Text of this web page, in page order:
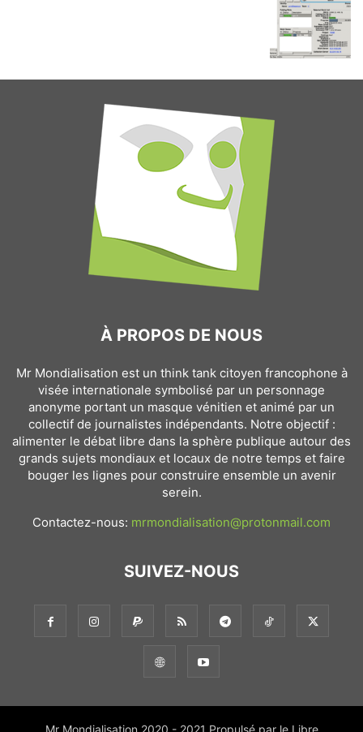
À PROPOS DE NOUS
Mr Mondialisation est un think tank citoyen francophone à
visée internationale symbolisé par un personnage
anonyme portant un masque vénitien et animé par un
collectif de journalistes indépendants. Notre objectif :
alimenter le débat libre dans la sphère publique autour des
grands sujets mondiaux et locaux de notre temps et faire
bouger les lignes pour construire ensemble un avenir
serein.
Contactez-nous: mrmondialisation@protonmail.com
SUIVEZ-NOUS